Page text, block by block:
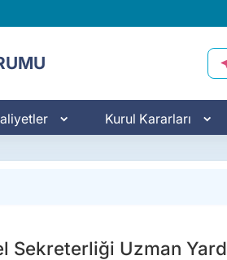
Kurul Kararları
Sekreterliği Uzman